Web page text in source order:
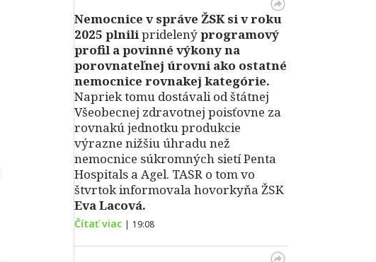
Nemocnice v správe ŽSK si v roku
2025 plnilipridelenýprogramový
profil a povinné výkony na
porovnateľnej úrovni ako ostatné
nemocnice rovnakej kategórie.
Napriek tomu dostávali od štátnej
Všeobecnej zdravotnej poisťovne za
rovnakú jednotku produkcie
výrazne nižšiu úhradu než
nemocnice súkromných sietí Penta
Hospitals a Agel. TASR o tom vo
štvrtok informovala hovorkyňa ŽSK
Eva Lacová.
Čítať viac | 19:08